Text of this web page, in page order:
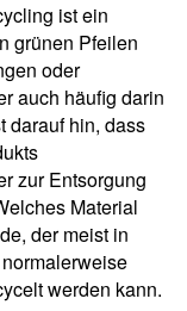
ist ein
grünen Pfeilen
oder
auch häufig darin
darauf hin, dass
zur Entsorgung
Material
der meist in
werden kann.